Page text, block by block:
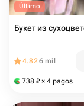
Último
Букет из
4.826 mil
738 ₽ × 4 pagos